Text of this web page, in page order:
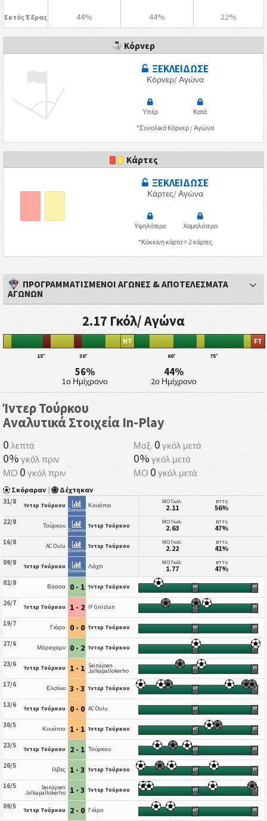
Εκτός Έδρας 44% 44% 22%
Κόρνερ
ΞΕΚΛΕΙΔΩΣΕ
Κόρνερ/ Αγώνα
Υπέρ
Κατά
*Συνολικά Κόρνερ / Αγώνα
Κάρτες
ΞΕΚΛΕΙΔΩΣΕ
Κάρτες/ Αγώνα
Υψηλότερο
Χαμηλότερο
*Κόκκινη κάρτα = 2 κάρτες
ΠΡΟΓΡΑΜΜΑΤΙΣΜΕΝΟΙ ΑΓΩΝΕΣ & ΑΠΟΤΕΛΕΣΜΑΤΑ
ΑΓΩΝΩΝ
2.17 Γκόλ/ Αγώνα
15' 30'
HT
60' 75'
FT
56%
1ο Ημίχρονο
44%
2ο Ημίχρονο
Ίντερ Τούρκου
Αναλυτικά Στοιχεία In-Play
0 λεπτά Μαξ. 0 γκόλ μετά
0% γκόλ πριν 0% γκόλ μετά
ΜΟ 0 γκόλ πριν ΜΟ 0 γκόλ μετά
Σκόραραν | Δέχτηκαν
31/8 Ίντερ Τούρκου
Στατιστικά
Κουόπιο ΜΟ Γκόλ:
2.11
BTTS:
56%
22/8 Τούρκου
Στατιστικά
Ίντερ Τούρκου ΜΟ Γκόλ:
2.63
BTTS:
47%
16/8 AC Oulu
Στατιστικά
Ίντερ Τούρκου ΜΟ Γκόλ:
2.22
BTTS:
41%
09/8 Ίντερ Τούρκου
Στατιστικά
Λάχτι ΜΟ Γκόλ:
1.77
BTTS:
47%
02/8 Βάασα 0 - 1 Ίντερ Τούρκου HT FT
26/7 Ίντερ Τούρκου 1 - 2 IF Gnistan HT FT
19/7 Γιάρο 0 - 0 Ίντερ Τούρκου HT FT
27/6 Μάριεχαμν 0 - 2 Ίντερ Τούρκου HT FT
23/6 Ίντερ Τούρκου 1 - 1 Seinäjoen
Jalkapallokerho HT FT
17/6 Ελσίνκι 3 - 3 Ίντερ Τούρκου HT FT
13/6 Ίντερ Τούρκου 0 - 0 AC Oulu HT FT
30/5 Κουόπιο 1 - 1 Ίντερ Τούρκου HT FT
23/5 Ίντερ Τούρκου 2 - 1 Τούρκου HT FT
20/5 Ιλβες 1 - 3 Ίντερ Τούρκου HT FT
16/5 Seinäjoen
Jalkapallokerho 1 - 3 Ίντερ Τούρκου HT FT
09/5 Ίντερ Τούρκου 2 - 0 Γιάρο HT FT